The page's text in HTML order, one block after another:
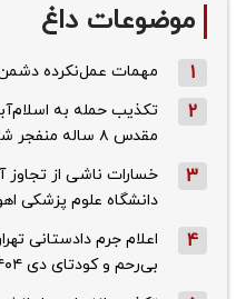
موضوعات داغ
1 مهمات عمل‌نکرده
2
تکذیب حمله به
مقدس ۸ ساله منفجر شد
3
خسارات ناشی از تجاوز
دانشگاه علوم پزشکی
4
اعلام جرم دادستانی
بی‌رحم و کودتای دی‌ ۱۴۰۴ و جنگ رمضان